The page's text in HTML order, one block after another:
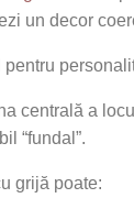
un decor
pentru
centrală a
“fundal”.
grijă poate: